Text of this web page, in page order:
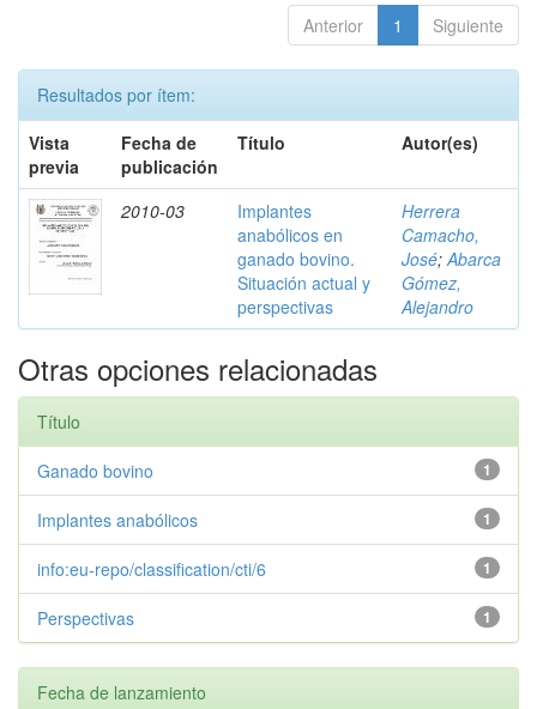
Anterior 1 Siguiente
Resultados por ítem:
Vista
previa
Fecha de
publicación
Título Autor(es)
2010-03
Implantes
anabólicos en
ganado bovino.
Situación actual y
perspectivas
Herrera
Camacho,
José;Abarca
Gómez,
Alejandro
Otras opciones relacionadas
Título
1
Ganado bovino
1
Implantes anabólicos
1
info:eu-repo/classification/cti/6
1
Perspectivas
Fecha de lanzamiento